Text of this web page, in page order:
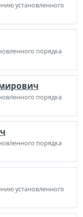
установленного
порядка
порядка
порядка
установленного